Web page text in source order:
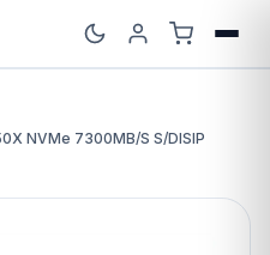
NVMe 7300MB/S S/DISIP